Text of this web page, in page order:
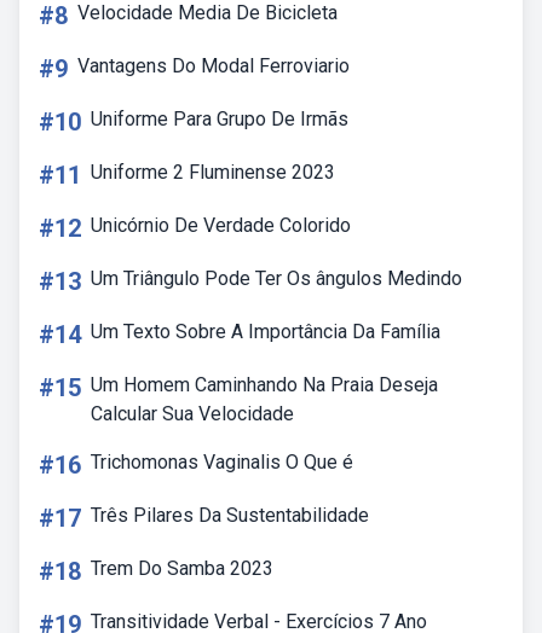
#8 Velocidade Media De Bicicleta
#9 Vantagens Do Modal Ferroviario
#10 Uniforme Para Grupo De Irmãs
#11 Uniforme 2 Fluminense 2023
#12 Unicórnio De Verdade Colorido
#13 Um Triângulo Pode Ter Os ângulos Medindo
#14 Um Texto Sobre A Importância Da Família
#15 Um Homem Caminhando Na Praia Deseja
Calcular Sua Velocidade
#16 Trichomonas Vaginalis O Que é
#17 Três Pilares Da Sustentabilidade
#18 Trem Do Samba 2023
#19 Transitividade Verbal - Exercícios 7 Ano